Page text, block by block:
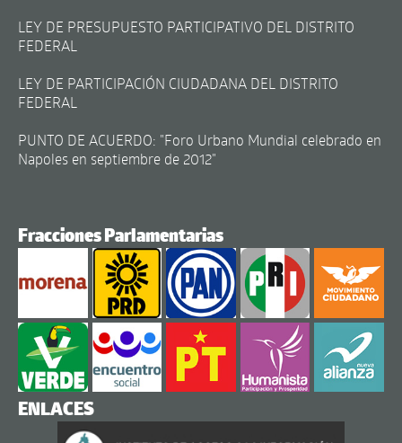
LEY DE PRESUPUESTO PARTICIPATIVO DEL DISTRITO
FEDERAL
LEY DE PARTICIPACIÓN CIUDADANA DEL DISTRITO
FEDERAL
PUNTO DE ACUERDO: "Foro Urbano Mundial celebrado en
Napoles en septiembre de 2012"
Fracciones Parlamentarias
ENLACES